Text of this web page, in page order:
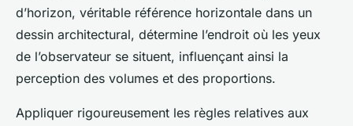
d’horizon, véritable référence horizontale dans un
dessin architectural, détermine l’endroit où les yeux
de l’observateur se situent, influençant ainsi la
perception des volumes et des proportions.
Appliquer rigoureusement les règles relatives aux